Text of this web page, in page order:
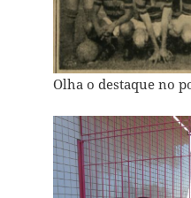
Olha o destaque no